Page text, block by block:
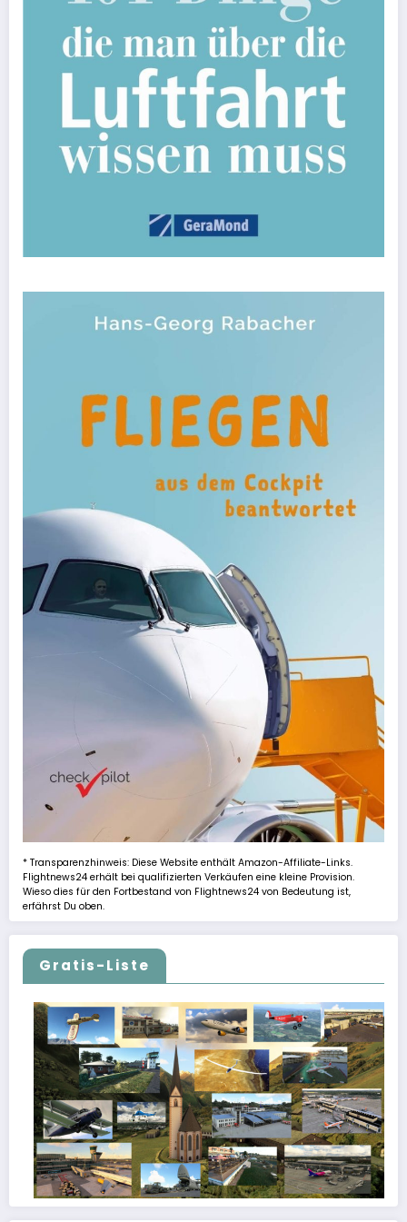
* Transparenzhinweis: Diese Website enthält Amazon-Affiliate-Links.
Flightnews24 erhält bei qualifizierten Verkäufen eine kleine Provision.
Wieso dies für den Fortbestand von Flightnews24 von Bedeutung ist,
erfährst Du oben.
Gratis-Liste